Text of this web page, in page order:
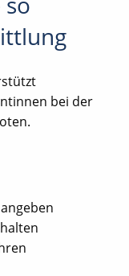
bei der